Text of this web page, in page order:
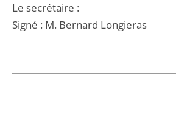
Le secrétaire :
Signé : M. Bernard Longieras